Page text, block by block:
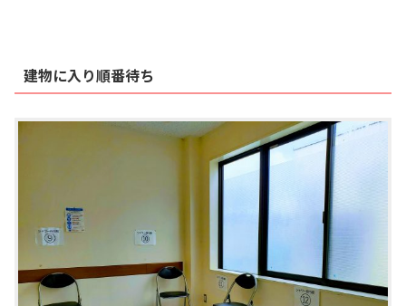
建物に入り順番待ち